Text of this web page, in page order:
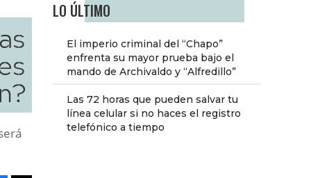
LO ÚLTIMO
El imperio criminal del “Chapo”
enfrenta su mayor prueba bajo el
mando de Archivaldo y “Alfredillo”
Las 72 horas que pueden salvar tu
línea celular si no haces el registro
telefónico a tiempo